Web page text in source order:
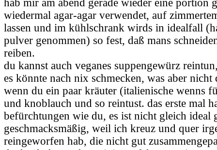
hab mir am abend gerade wieder eine portion
wiedermal agar-agar verwendet, auf
lassen und im kühlschrank wirds in idealfall
pulver genommen) so fest, daß mans
reiben.
du kannst auch veganes suppengewürz
es könnte nach nix schmecken, was aber
wenn du ein paar kräuter (italienische wenns
und knoblauch und so reintust. das erste mal
befürchtungen wie du, es ist nicht gleich ideal
geschmacksmäßig, weil ich kreuz und quer
reingeworfen hab, die nicht gut